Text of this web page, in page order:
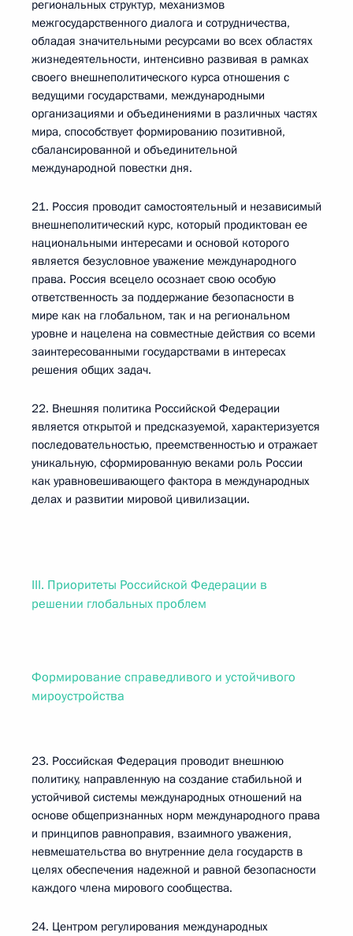
региональных структур, механизмов
межгосударственного диалога и сотрудничества,
обладая значительными ресурсами во всех областях
жизнедеятельности, интенсивно развивая в рамках
своего внешнеполитического курса отношения с
ведущими государствами, международными
организациями и объединениями в различных частях
мира, способствует формированию позитивной,
сбалансированной и объединительной
международной повестки дня.
21. Россия проводит самостоятельный и независимый
внешнеполитический курс, который продиктован ее
национальными интересами и основой которого
является безусловное уважение международного
права. Россия всецело осознает свою особую
ответственность за поддержание безопасности в
мире как на глобальном, так и на региональном
уровне и нацелена на совместные действия со всеми
заинтересованными государствами в интересах
решения общих задач.
22. Внешняя политика Российской Федерации
является открытой и предсказуемой, характеризуется
последовательностью, преемственностью и отражает
уникальную, сформированную веками роль России
как уравновешивающего фактора в международных
делах и развитии мировой цивилизации.
III. Приоритеты Российской Федерации в
решении глобальных проблем
Формирование справедливого и устойчивого
мироустройства
23. Российская Федерация проводит внешнюю
политику, направленную на создание стабильной и
устойчивой системы международных отношений на
основе общепризнанных норм международного права
и принципов равноправия, взаимного уважения,
невмешательства во внутренние дела государств в
целях обеспечения надежной и равной безопасности
каждого члена мирового сообщества.
24. Центром регулирования международных